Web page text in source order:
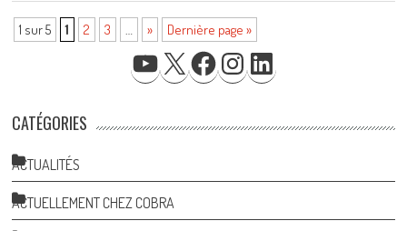
1 sur 5 1 2 3 … » Dernière page »
YOUTUBE FACEBOOKINSTAGRAM
CATÉGORIES
ACTUALITÉS
ACTUELLEMENT CHEZ COBRA